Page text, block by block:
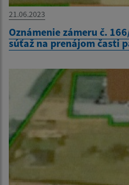
21.06.2023
Oznámenie zámeru č.
súťaž na prenájom časti